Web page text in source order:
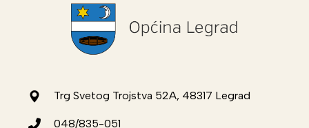
Trg Svetog Trojstva 52A, 48317 Legrad
048/835-051